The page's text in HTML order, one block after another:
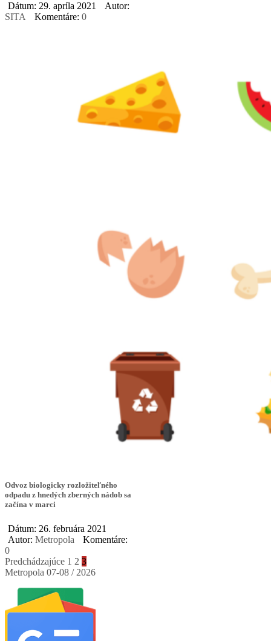
Dátum: 29. apríla 2021
Autor:
SITA
Komentáre: 0
Odvoz biologicky rozložiteľného
odpadu z hnedých zberných nádob sa
začína v marci
Dátum: 26. februára 2021
Autor: Metropola
Komentáre:
0
Stránkovanie
príspevkov
Predchádzajúce 1 2 3
Metropola 07-08 / 2026